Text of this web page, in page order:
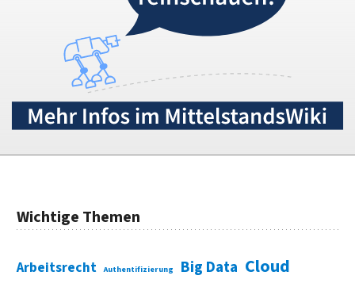
Wichtige Themen
Arbeitsrecht Authentifizierung Big Data Cloud